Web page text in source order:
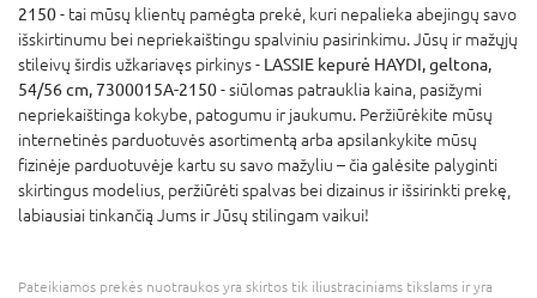
2150- tai mūsų klientų pamėgta prekė, kuri nepalieka abejingų savo
išskirtinumu bei nepriekaištingu spalviniu pasirinkimu. Jūsų ir mažųjų
stileivų širdis užkariavęs pirkinys - LASSIE kepurė HAYDI, geltona,
54/56 cm, 7300015A-2150- siūlomas patrauklia kaina, pasižymi
nepriekaištinga kokybe, patogumu ir jaukumu. Peržiūrėkite mūsų
internetinės parduotuvės asortimentą arba apsilankykite mūsų
fizinėje parduotuvėje kartu su savo mažyliu – čia galėsite palyginti
skirtingus modelius, peržiūrėti spalvas bei dizainus ir išsirinkti prekę,
labiausiai tinkančią Jums ir Jūsų stilingam vaikui!
Pateikiamos prekės nuotraukos yra skirtos tik iliustraciniams tikslams ir yra